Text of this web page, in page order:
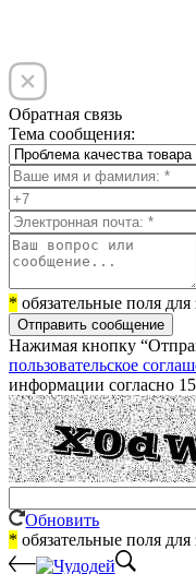
Обратная связь
Тема сообщения:
* обязательные поля
Отправить сообщение
Нажимая кнопку
пользовательское
информации согласно
Обновить
* обязательные поля